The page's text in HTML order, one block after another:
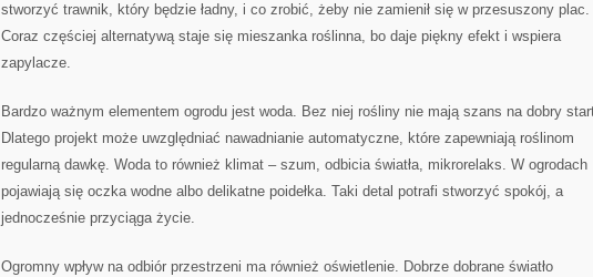
stworzyć trawnik, który będzie ładny, i co zrobić, żeby nie zamienił się w przesuszony plac.
Coraz częściej alternatywą staje się mieszanka roślinna, bo daje piękny efekt i wspiera
zapylacze.
Bardzo ważnym elementem ogrodu jest woda. Bez niej rośliny nie mają szans na dobry
Dlatego projekt może uwzględniać nawadnianie automatyczne, które zapewniają roślinom
regularną dawkę. Woda to również klimat – szum, odbicia światła, mikrorelaks. W ogrodach
pojawiają się oczka wodne albo delikatne poidełka. Taki detal potrafi stworzyć spokój, a
jednocześnie przyciąga życie.
Ogromny wpływ na odbiór przestrzeni ma również oświetlenie. Dobrze dobrane światło